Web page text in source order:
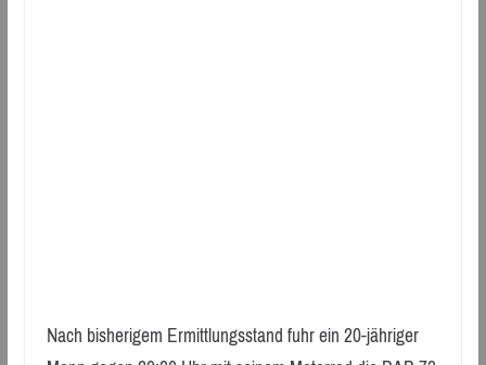
Nach bisherigem Ermittlungsstand fuhr ein 20-jähriger